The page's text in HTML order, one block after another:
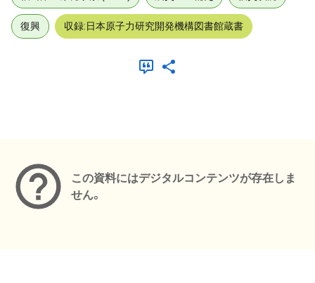
復興 収録:日本原子力研究開発機構図書館蔵書
この資料にはデジタルコンテンツが存在しま
せん。